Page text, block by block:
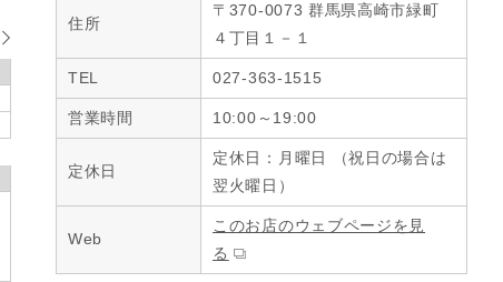
住所
〒370-0073 群馬県高崎市緑町
４丁目１－１
TEL 027-363-1515
営業時間 10:00～19:00
定休日
定休日：月曜日 （祝日の場合は
翌火曜日）
Web
このお店のウェブページを見
る